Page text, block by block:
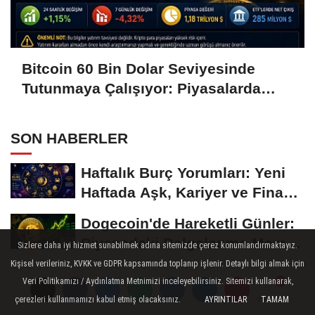
Yorumlar
Yorumlar
Bitcoin 60 Bin Dolar Seviyesinde
Tutunmaya Çalışıyor: Piyasalarda
SON HABERLER
Haftalık Burç Yorumları: Yeni
Haftada Aşk, Kariyer ve Finans
Dogecoin'de Hareketli Günler:
Piyasadaki Dalgalanma Meme
Coin'leri de...
Ripple (XRP) Yeniden
Gündemde: Yatırımcılar Kritik
Sizlere daha iyi hizmet sunabilmek adına sitemizde çerez konumlandırmaktayız.
Kişisel verileriniz, KVKK ve GDPR kapsamında toplanıp işlenir. Detaylı bilgi almak için
Veri Politikamızı / Aydınlatma Metnimizi inceleyebilirsiniz. Sitemizi kullanarak,
çerezleri kullanmamızı kabul etmiş olacaksınız.
AYRINTILAR TAMAM